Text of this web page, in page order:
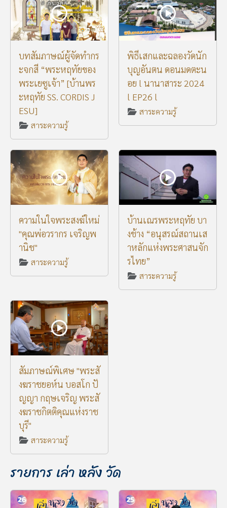
บทสัมภาษณ์ผู้จัดทำกร
ะจกสี “พระหฤทัยของ
พระเยซูเจ้า” [บ้านพร
ะหฤทัย SS. CORDIS J
ESU]
สาระความรู้
พิธีเสกและฉลองวัดนัก
บุญอันตน ดอนมดตะน
อย l นานาสาระ 2024
l EP26 l
สาระความรู้
ความในใจพระสงฆ์ใหม่
"คุณพ่อวรากร เจริญพ
านิช"
สาระความรู้
บ้านเณรพระหฤทัย บา
งช้าง “อนุสรณ์สถานเส
าหลักแห่งพระศาสนจัก
รไทย”
สาระความรู้
สัมภาษณ์พิเศษ "พระสั
งฆราชยอห์น บอสโก ปั
ญญา กฤษเจริญ พระสั
งฆราชกิตติคุณแห่งราช
บุรี"
สาระความรู้
รายการ เล่า หลัง วัด